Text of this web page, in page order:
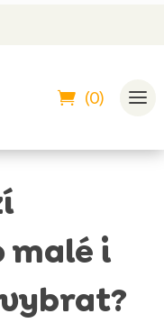
(0)
malé i